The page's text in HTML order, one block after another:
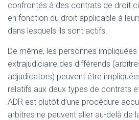
confrontés à des contrats de droit
en fonction du droit applicable à
dans lesquels ils sont actifs.
De même, les personnes
extrajudiciaire des différends
adjudicators) peuvent être
relatifs aux deux types de contrats
ADR est plutôt d’une procédure
arbitres ne peuvent aller au-delà de